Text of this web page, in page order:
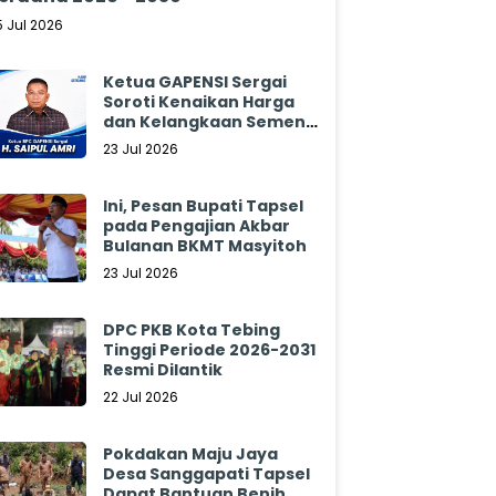
Jul 2026
Ketua GAPENSI Sergai
Soroti Kenaikan Harga
dan Kelangkaan Semen,
Minta Pemerintah
23 Jul 2026
Ini, Pesan Bupati Tapsel
pada Pengajian Akbar
Bulanan BKMT Masyitoh
23 Jul 2026
DPC PKB Kota Tebing
Tinggi Periode 2026-2031
Resmi Dilantik
22 Jul 2026
Pokdakan Maju Jaya
Desa Sanggapati Tapsel